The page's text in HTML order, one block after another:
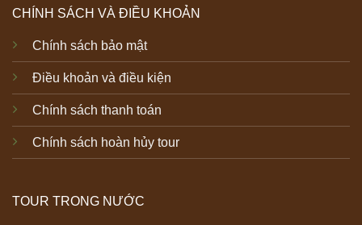
CHÍNH SÁCH VÀ ĐIỀU KHOẢN
Chính sách bảo mật
Điều khoản và điều kiện
Chính sách thanh toán
Chính sách hoàn hủy tour
TOUR TRONG NƯỚC